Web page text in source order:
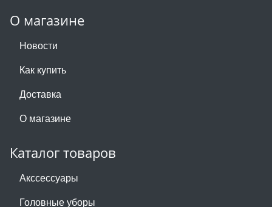
О магазине
Новости
Как купить
Доставка
О магазине
Каталог товаров
Акссессуары
Головные уборы